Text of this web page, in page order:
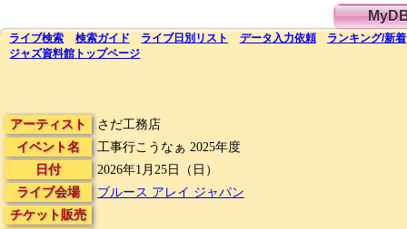
ライブ検索 検索ガイド ライブ日別 リスト データ入力依頼 ランキング/新着
ジャズ資料館 トップページ
アーティスト
さだ工務店
イベント名
工事行こうなぁ 2025年度
日付
2026年1月25日（日）
ライブ会場
ブルース アレイ ジャパン
チケット販売